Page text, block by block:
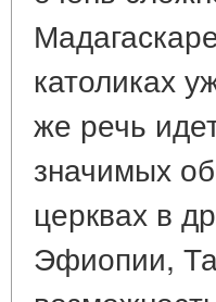
католиках
же речь
значимых
церквах в
Эфиопии,